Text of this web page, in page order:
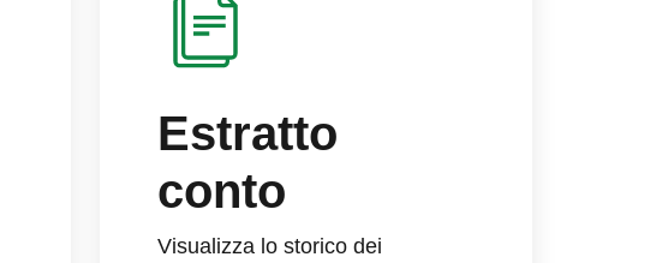
Estratto
conto
Visualizza lo storico dei